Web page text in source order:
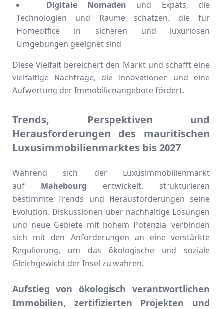
Digitale Nomaden und Expats, die
Technologien und Räume schätzen, die für
Homeoffice in sicheren und luxuriösen
Umgebungen geeignet sind
Diese Vielfalt bereichert den Markt und schafft eine
vielfältige Nachfrage, die Innovationen und eine
Aufwertung der Immobilienangebote fördert.
Trends, Perspektiven und
Herausforderungen des mauritischen
Luxusimmobilienmarktes bis 2027
Während sich der Luxusimmobilienmarkt
auf Mahebourg entwickelt, strukturieren
bestimmte Trends und Herausforderungen seine
Evolution. Diskussionen über nachhaltige Lösungen
und neue Gebiete mit hohem Potenzial verbinden
sich mit den Anforderungen an eine verstärkte
Regulierung, um das ökologische und soziale
Gleichgewicht der Insel zu wahren.
Aufstieg von ökologisch verantwortlichen
Immobilien, zertifizierten Projekten und